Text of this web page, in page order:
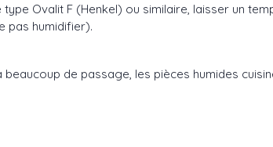
Ovalit F (Henkel) ou similaire, laisser un
pas humidifier).
de passage, les pièces humides